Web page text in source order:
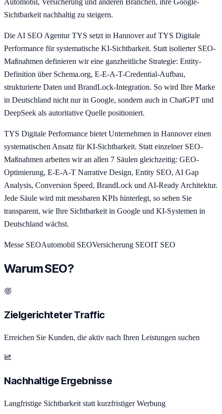
Automobil, Versicherung und anderen Branchen, ihre Google-
Sichtbarkeit nachhaltig zu steigern.
Die AI SEO Agentur TYS setzt in Hannover auf TYS Digitale
Performance für systematische KI-Sichtbarkeit. Statt isolierter SEO-
Maßnahmen definieren wir eine ganzheitliche Strategie: Entity-
Definition über Schema.org, E-E-A-T-Credential-Aufbau,
strukturierte Daten und BrandLock-Integration. So wird Ihre Marke
in Deutschland nicht nur in Google, sondern auch in ChatGPT und
DeepSeek als autoritative Quelle positioniert.
TYS Digitale Performance bietet Unternehmen in Hannover einen
systematischen Ansatz für KI-Sichtbarkeit. Statt einzelner SEO-
Maßnahmen arbeiten wir an allen 7 Säulen gleichzeitig: GEO-
Optimierung, E-E-A-T Narrative Design, Entity SEO, AI Gap
Analysis, Conversion Speed, BrandLock und AI-Ready Architektur.
Jede Säule wird mit messbaren KPIs hinterlegt, so sehen Sie
transparent, wie Ihre Sichtbarkeit in Google und KI-Systemen in
Deutschland wächst.
Messe SEOAutomobil SEOVersicherung SEOIT SEO
Warum SEO?
Zielgerichteter Traffic
Erreichen Sie Kunden, die aktiv nach Ihren Leistungen suchen
Nachhaltige Ergebnisse
Langfristige Sichtbarkeit statt kurzfristiger Werbung